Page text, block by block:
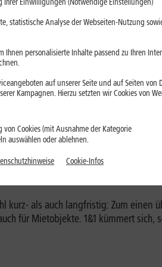
und -Bilk, Meerbusch, Prien
Würzburg-Rottenbauer, Iserlohn,
Moosburg an der Isar und
tausend Haushalte die Möglichkeit
und Gemeinden deutschlandweit
mit unseren Netzpartnern
darauf, die Haushalte Stuttgart und
Vorstand Produktmanagement der
kurz- als auch langfristig: Zum einen
für Mietobjekte. 1&1 kümmert
Einwilligungen (Notwendige Einstellungen)
statistische Analyse der Webseiten-Nutzung
personalisierte Inhalte passend zu Ihren
auf unserer Seite und auf Seiten von
Kampagnen. Hierzu setzten wir Cookies von
Cookies (mit Ausnahme der Kategorie
auswählen oder ablehnen.
Cookie-Infos